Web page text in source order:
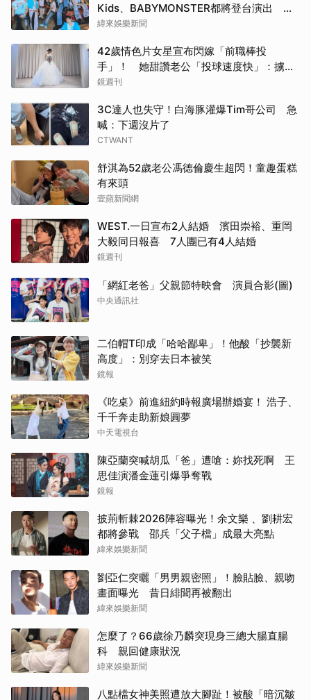
Kids、BABYMONSTER都將登台演出 陣
容直播時間一次看
緯來娛樂新聞
42歲情色片女星宣布閃嫁「前職棒投
手」！ 她甜讚老公「投球速度快」：擄獲
我的心
鏡週刊
3C達人也失守！白海豚灌爆Tim哥公司 急
喊：下週沒片了
CTWANT
舒淇為52歲老公馮德倫慶生超閃！童趣蛋糕
有來頭
壹蘋新聞網
WEST.一日宣布2人結婚 濱田崇裕、重岡
大毅同日報喜 7人團已有4人結婚
鏡週刊
「網紅老爸」父親節特映會 演員合影(圖)
中央通訊社
二伯帽T印成「哈哈鄙卑」！他酸「抄襲新
高度」：別穿去日本被笑
鏡報
《吃桌》前進紐約時報廣場辦婚宴！ 浩子、
千千奔走助新娘圓夢
中天電視台
陳亞蘭突喊胡瓜「爸」遭嗆：妳找死啊 王
思佳演潘金蓮引爆爭奪戰
鏡報
披荊斬棘2026陣容曝光！余文樂 、劉耕宏
都將參戰 邵兵「父子檔」成最大亮點
緯來娛樂新聞
劉亞仁突曬「男男親密照」！臉貼臉、親吻
畫面曝光 昔日緋聞再被翻出
緯來娛樂新聞
怎麼了？66歲徐乃麟突現身三總大腸直腸
科 親回健康狀況
緯來娛樂新聞
八點檔女神美照遭放大腳趾！被酸「暗沉皺